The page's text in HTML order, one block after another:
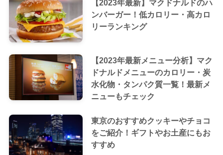
【2023年最新】マクドナルドのハ
ンバーガー！低カロリー・高カロ
リーランキング
【2023年最新メニュー分析】マク
ドナルドメニューのカロリー・炭
水化物・タンパク質一覧！最新メ
ニューもチェック
東京のおすすめクッキーやチョコ
をご紹介！ギフトやお土産にもお
すすめ